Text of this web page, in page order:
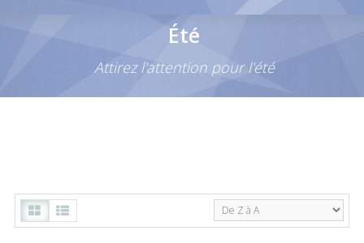
Été
Attirez l'attention pour l'été